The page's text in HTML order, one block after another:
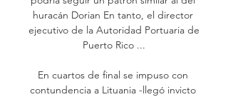
huracán Dorian En tanto, el director
ejecutivo de la Autoridad Portuaria de
Puerto Rico ...
En cuartos de final se impuso con
contundencia a Lituania -llegó invicto